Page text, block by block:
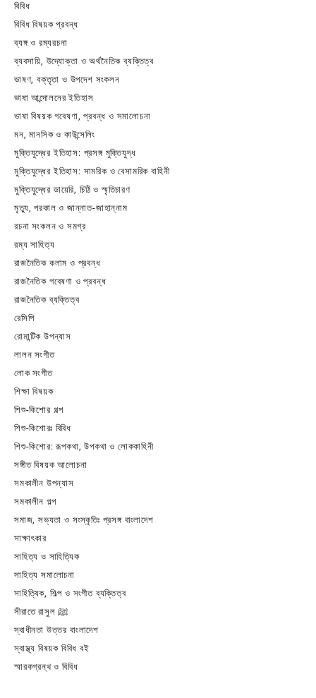
বিবিধ
বিবিধ বিষয়ক প্রবন্ধ
ব্যঙ্গ ও রম্যরচনা
ব্যবসায়ি, উদ্যোক্তা ও অর্থনৈতিক ব্যক্তিত্ব
ভাষণ, বক্তৃতা ও উপদেশ সংকলন
ভাষা আন্দোলনের ইতিহাস
ভাষা বিষয়ক গবেষণা, প্রবন্ধ ও সমালোচনা
মন, মানসিক ও কাউন্সেলিং
মুক্তিযুদ্ধের ইতিহাস: প্রসঙ্গ মুক্তিযুদ্ধ
মুক্তিযুদ্ধের ইতিহাস: সামরিক ও বেসামরিক বাহিনী
মুক্তিযুদ্ধের ডায়েরি, চিঠি ও স্মৃতিচারণ
মৃত্যু, পরকাল ও জান্নাত-জাহান্নাম
রচনা সংকলন ও সমগ্র
রম্য সাহিত্য
রাজনৈতিক কলাম ও প্রবন্ধ
রাজনৈতিক গবেষণা ও প্রবন্ধ
রাজনৈতিক ব্যক্তিত্ব
রেসিপি
রোমান্টিক উপন্যাস
লালন সংগীত
লোক সংগীত
শিক্ষা বিষয়ক
শিশু-কিশোর গল্প
শিশু-কিশোরঃ বিবিধ
শিশু-কিশোর: রূপকথা, উপকথা ও লোককাহিনী
সঙ্গীত বিষয়ক আলোচনা
সমকালীন উপন্যাস
সমকালীন গল্প
সমাজ, সভ্যতা ও সংস্কৃতিঃ প্রসঙ্গ বাংলাদেশ
সাক্ষাৎকার
সাহিত্য ও সাহিত্যিক
সাহিত্য সমালোচনা
সাহিত্যিক, শিল্প ও সংগীত ব্যক্তিত্ব
সীরাতে রাসুল ﷺ
স্বাধীনতা উত্তর বাংলাদেশ
স্বাস্থ্য বিষয়ক বিবিধ বই
স্মারকগ্রন্থ ও বিবিধ